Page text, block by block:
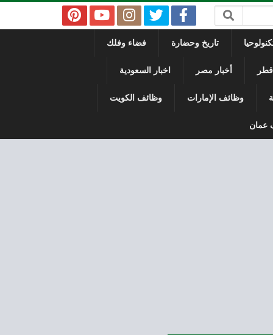
تاريخ وحضارة فضاء وفلك
قطر أخبار مصر اخبار السعودية
وظائف الإمارات وظائف الكويت
عمان